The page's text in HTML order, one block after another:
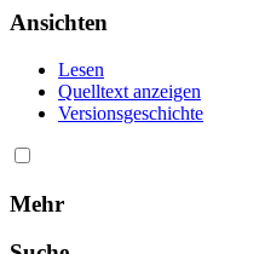
Ansichten
Lesen
Quelltext anzeigen
Versionsgeschichte
Mehr